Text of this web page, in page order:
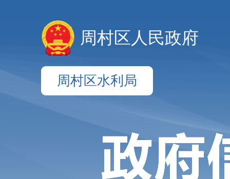
周村区人民政府
周村区水利局